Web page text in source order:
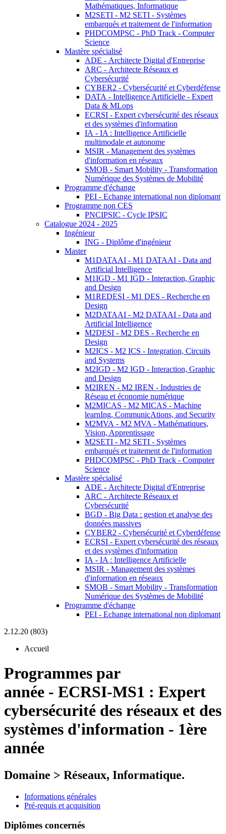
Mathématiques, Informatique
M2SETI - M2 SETI - Systèmes
embarqués et traitement de l'information
PHDCOMPSC - PhD Track - Computer
Science
Mastère spécialisé
ADE - Architecte Digital d'Entreprise
ARC - Architecte Réseaux et
Cybersécurité
CYBER2 - Cybersécurité et Cyberdéfense
DATA - Intelligence Artificielle - Expert
Data & MLops
ECRSI - Expert cybersécurité des réseaux
et des systèmes d'information
IA - IA : Intelligence Artificielle
multimodale et autonome
MSIR - Management des systèmes
d'information en réseaux
SMOB - Smart Mobility - Transformation
Numérique des Systèmes de Mobilité
Programme d'échange
PEI - Echange international non diplomant
Programme non CES
PNCIPSIC - Cycle IPSIC
Catalogue 2024 - 2025
Ingénieur
ING - Diplôme d'ingénieur
Master
M1DATAAI - M1 DATAAI - Data and
Artificial Intelligence
M1IGD - M1 IGD - Interaction, Graphic
and Design
M1REDESI - M1 DES - Recherche en
Design
M2DATAAI - M2 DATAAI - Data and
Artificial Intelligence
M2DESI - M2 DES - Recherche en
Design
M2ICS - M2 ICS - Integration, Circuits
and Systems
M2IGD - M2 IGD - Interaction, Graphic
and Design
M2IREN - M2 IREN - Industries de
Réseau et économie numérique
M2MICAS - M2 MICAS - Machine
learnIng, CommunicAtions, and Security
M2MVA - M2 MVA - Mathématiques,
Vision, Apprentissage
M2SETI - M2 SETI - Systèmes
embarqués et traitement de l'information
PHDCOMPSC - PhD Track - Computer
Science
Mastère spécialisé
ADE - Architecte Digital d'Entreprise
ARC - Architecte Réseaux et
Cybersécurité
BGD - Big Data : gestion et analyse des
données massives
CYBER2 - Cybersécurité et Cyberdéfense
ECRSI - Expert cybersécurité des réseaux
et des systèmes d'information
IA - IA : Intelligence Artificielle
MSIR - Management des systèmes
d'information en réseaux
SMOB - Smart Mobility - Transformation
Numérique des Systèmes de Mobilité
Programme d'échange
PEI - Echange international non diplomant
2.12.20 (803)
Accueil
Programmes par
année - ECRSI-MS1 : Expert
cybersécurité des réseaux et des
systèmes d'information - 1ère
année
Domaine > Réseaux, Informatique.
Informations générales
Pré-requis et acquisition
Diplômes concernés